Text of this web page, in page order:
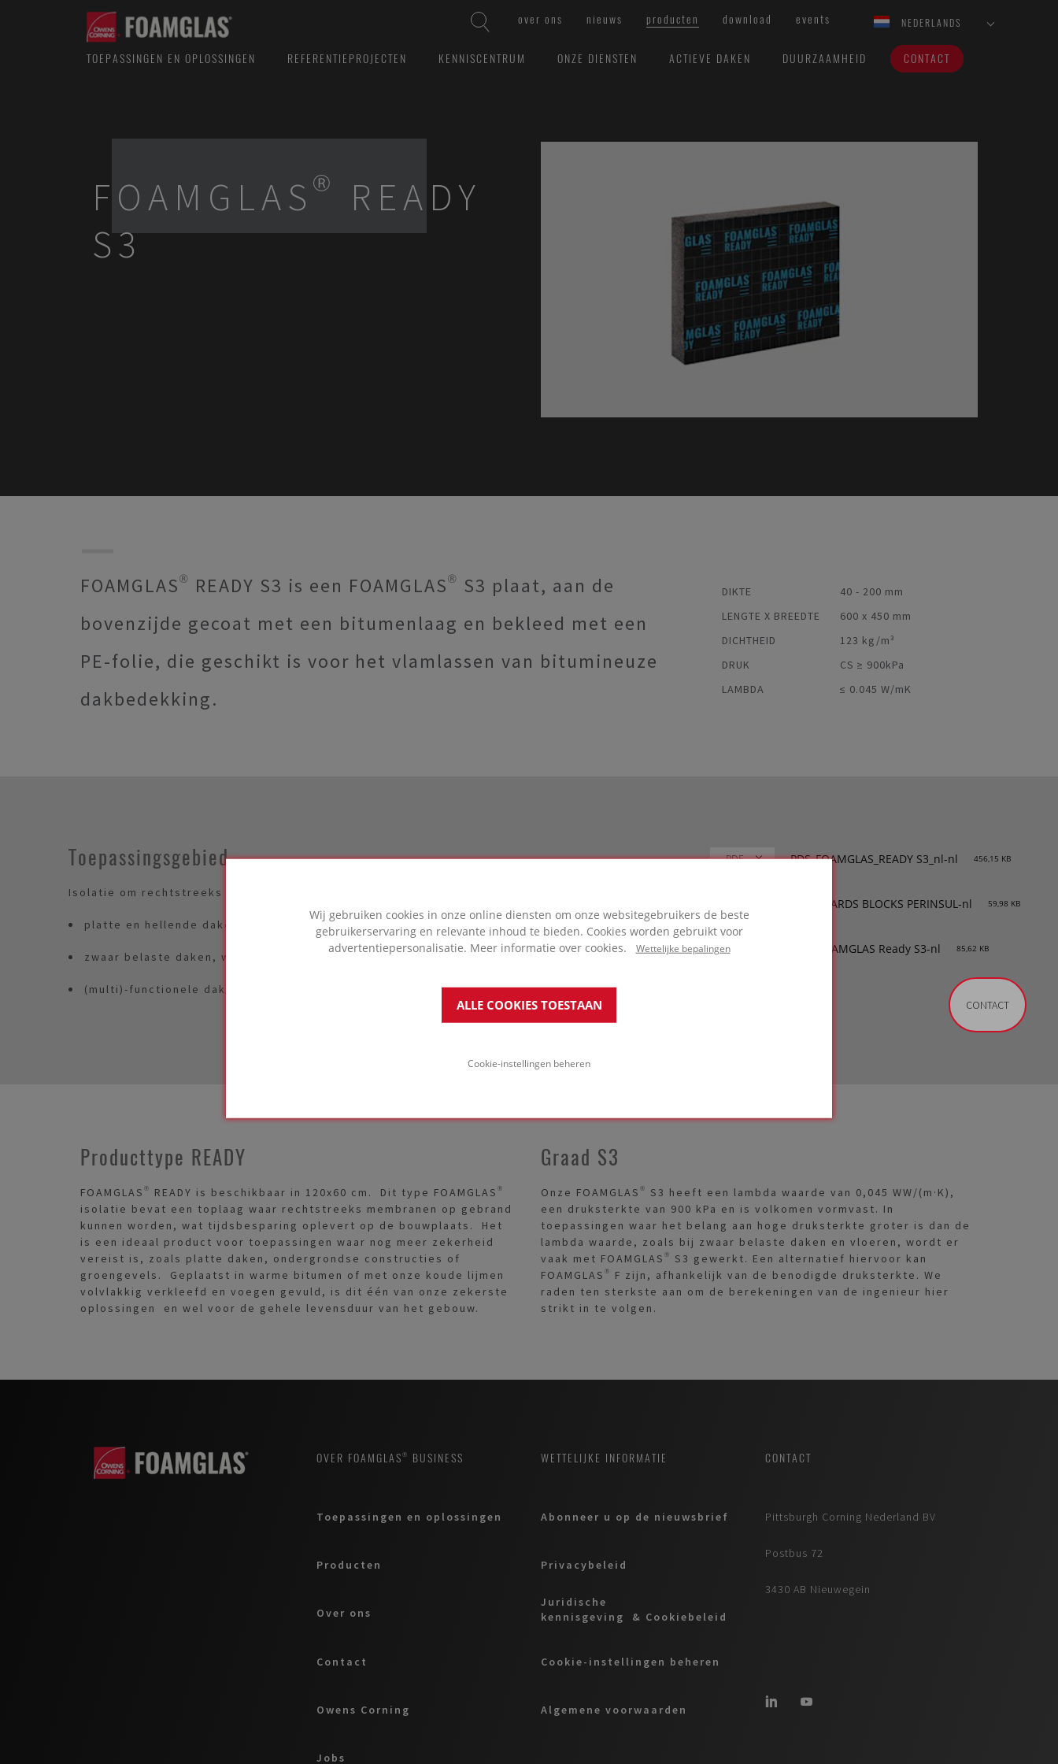
Wij gebruiken cookies in onze online diensten om onze websitegebruikers de beste
gebruikerservaring en relevante inhoud te bieden. Cookies worden gebruikt voor
advertentiepersonalisatie. Meer informatie over cookies.
Wettelijke bepalingen
ALLE COOKIES TOESTAAN
Cookie-instellingen beheren
over ons nieuws producten download events NEDERLANDS
TOEPASSINGEN EN OPLOSSINGEN REFERENTIEPROJECTEN KENNISCENTRUM ONZE DIENSTEN ACTIEVE DAKEN DUURZAAMHEID CONTACT
FOAMGLAS® READY
S3
FOAMGLAS® READY S3 is een FOAMGLAS® S3 plaat, aan de
bovenzijde gecoat met een bitumenlaag en bekleed met een
PE-folie, die geschikt is voor het vlamlassen van bitumineuze
dakbedekking.
DIKTE
40 - 200 mm
LENGTE X BREEDTE
600 x 450 mm
DICHTHEID
123 kg/m³
DRUK
CS ≥ 900kPa
LAMBDA
≤ 0.045 W/mK
Toepassingsgebied
Isolatie om rechtstreeks waterdichting op te branden voor:
platte en hellende daken met ondergronden van beton, hout of metaal
zwaar belaste daken, waaronder parkeerdaken en daken met technische installaties
(multi)-functionele daksystemen
PDS_FOAMGLAS_READY S3_nl-nl 456,15 KB
SDS-BOARDS BLOCKS PERINSUL-nl 59,98 KB
DOP-FOAMGLAS Ready S3-nl 85,62 KB
Producttype READY
FOAMGLAS® READY is beschikbaar in 120x60 cm. Dit type FOAMGLAS®
isolatie bevat een toplaag waar rechtstreeks membranen op gebrand
kunnen worden, wat tijdsbesparing oplevert op de bouwplaats. Het
is een ideaal product voor toepassingen waar nog meer zekerheid
vereist is, zoals platte daken, ondergrondse constructies of
groengevels. Geplaatst in warme bitumen of met onze koude lijmen
volvlakkig verkleefd en voegen gevuld, is dit één van onze zekerste
oplossingen en wel voor de gehele levensduur van het gebouw.
Graad S3
Onze FOAMGLAS® S3 heeft een lambda waarde van 0,045 WW/(m·K),
een druksterkte van 900 kPa en is volkomen vormvast. In
toepassingen waar het belang aan hoge druksterkte groter is dan de
lambda waarde, zoals bij zwaar belaste daken en vloeren, wordt er
vaak met FOAMGLAS® S3 gewerkt. Een alternatief hiervoor kan
FOAMGLAS® F zijn, afhankelijk van de benodigde druksterkte. We
raden ten sterkste aan om de berekeningen van de ingenieur hier
strikt in te volgen.
CONTACT
OVER FOAMGLAS® BUSINESS
Toepassingen en oplossingen
Producten
Over ons
Contact
Owens Corning
Jobs
WETTELIJKE INFORMATIE
Abonneer u op de nieuwsbrief
Privacybeleid
Juridische
kennisgeving & Cookiebeleid
Cookie-instellingen beheren
Algemene voorwaarden
CONTACT
Pittsburgh Corning Nederland BV
Postbus 72
3430 AB Nieuwegein